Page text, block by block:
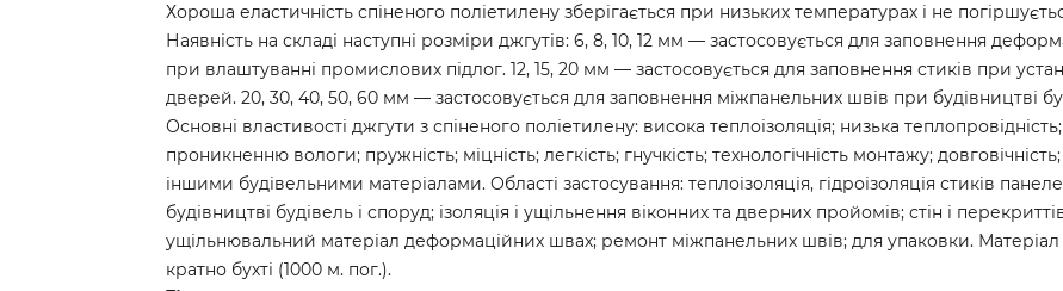
Хороша еластичність спіненого поліетилену зберігається при низьких температурах і не
Наявність на складі наступні розміри джгутів: 6, 8, 10, 12 мм — застосовується для заповнення
при влаштуванні промислових підлог. 12, 15, 20 мм — застосовується для заповнення стиків при
дверей. 20, 30, 40, 50, 60 мм — застосовується для заповнення міжпанельних швів при будівництві
Основні властивості джгути з спіненого поліетилену: висока теплоізоляція; низька
проникненню вологи; пружність; міцність; легкість; гнучкість; технологічність монтажу; довговічність;
іншими будівельними матеріалами. Області застосування: теплоізоляція, гідроізоляція стиків
будівництві будівель і споруд; ізоляція і ущільнення віконних та дверних пройомів; стін і
ущільнювальний матеріал деформаційних швах; ремонт міжпанельних швів; для упаковки. Матеріал
кратно бухті (1000 м. пог.).